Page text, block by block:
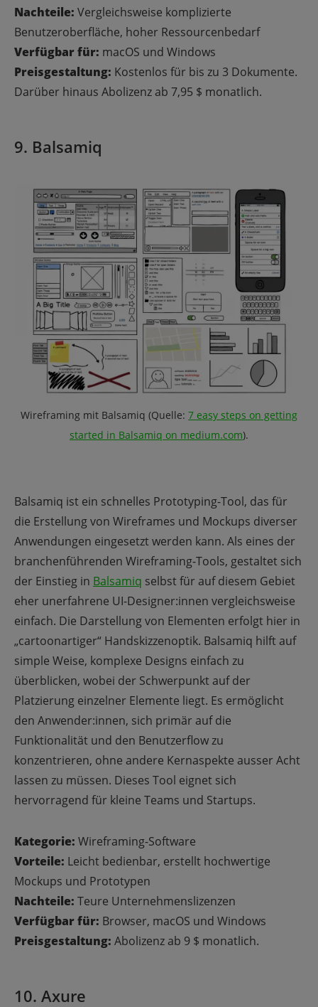
Nachteile: Vergleichsweise komplizierte
Benutzeroberfläche, hoher Ressourcenbedarf
Verfügbar für: macOS und Windows
Preisgestaltung: Kostenlos für bis zu 3 Dokumente.
Darüber hinaus Abolizenz ab 7,95 $ monatlich.
9. Balsamiq
Wireframing mit Balsamiq (Quelle: 7 easy steps on getting
started in Balsamiq on medium.com).
Balsamiq ist ein schnelles Prototyping-Tool, das für
die Erstellung von Wireframes und Mockups diverser
Anwendungen eingesetzt werden kann. Als eines der
branchenführenden Wireframing-Tools, gestaltet sich
der Einstieg in Balsamiq selbst für auf diesem Gebiet
eher unerfahrene UI-Designer:innen vergleichsweise
einfach. Die Darstellung von Elementen erfolgt hier in
„cartoonartiger“ Handskizzenoptik. Balsamiq hilft auf
simple Weise, komplexe Designs einfach zu
überblicken, wobei der Schwerpunkt auf der
Platzierung einzelner Elemente liegt. Es ermöglicht
den Anwender:innen, sich primär auf die
Funktionalität und den Benutzerflow zu
konzentrieren, ohne andere Kernaspekte ausser Acht
lassen zu müssen. Dieses Tool eignet sich
hervorragend für kleine Teams und Startups.
Kategorie: Wireframing-Software
Vorteile: Leicht bedienbar, erstellt hochwertige
Mockups und Prototypen
Nachteile: Teure Unternehmenslizenzen
Verfügbar für: Browser, macOS und Windows
Preisgestaltung: Abolizenz ab 9 $ monatlich.
10. Axure